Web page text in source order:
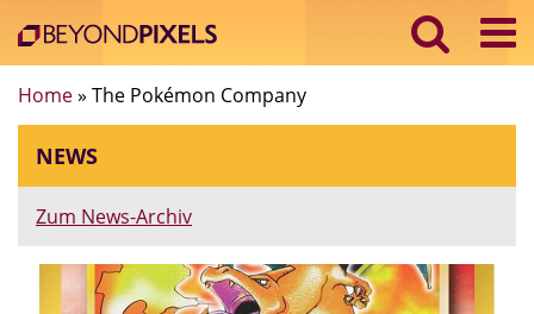
Home» The Pokémon Company
NEWS
Zum News-Archiv